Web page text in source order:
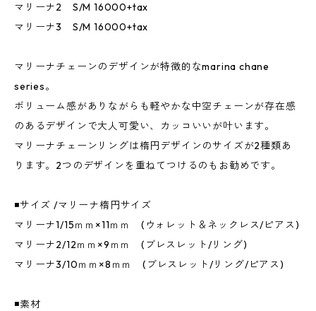
マリーナ2 S/M 16000+tax
マリーナ3 S/M 16000+tax
マリーナチェーンのデザインが特徴的なmarina chane
series。
ボリューム感がありながらも軽やかな中空チェーンが存在感
のあるデザインで大人可愛い、カッコいいが叶います。
マリーナチェーンリングは楕円デザインのサイズが2種類あ
ります。2つのデザインを重ねてつけるのもお勧めです。
◾️サイズ /マリーナ楕円サイズ
マリーナ1/15ｍｍ×11ｍｍ (ウォレット＆ネックレス/ピアス)
マリーナ2/12ｍｍ×9ｍｍ (ブレスレット/リング)
マリーナ3/10ｍｍ×8ｍｍ (ブレスレット/リング/ピアス)
◾️素材